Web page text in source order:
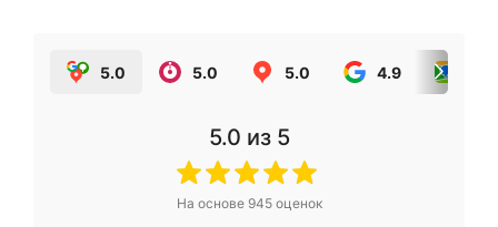
5.0 5.0 5.0 4.9
5.0 из 5
На основе 945оценок